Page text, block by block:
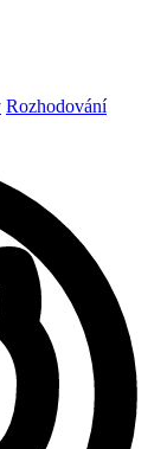
Rozhodování